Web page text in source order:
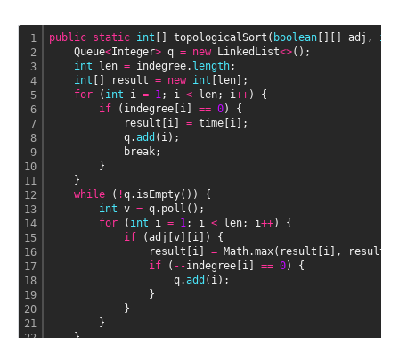
1
2
3
4
5
6
7
8
9
10
11
12
13
14
15
16
17
18
19
20
21
public static int [] topologicalSort( boolean [][] adj, int
Queue<Integer> q = new LinkedList<>();
int len = indegree. length;
int [] result = new int [len];
for ( int i = 1; i < len; i++) {
if (indegree[i] == 0) {
result[i] = time[i];
q.add (i);
            break;
}
}
while ( !q.isEmpty()) {
int v = q.poll();
for ( int i = 1; i < len; i++) {
if (adj[v][i]) {
result[i] = Math.max(result[i],
if ( - -indegree[i] == 0) {
q.add (i);
}
}
}